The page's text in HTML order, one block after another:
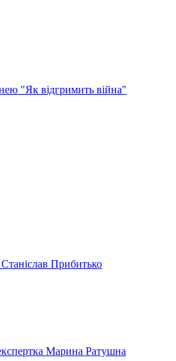
"Як відгримить війна"
Станіслав Прибитько
Марина Ратушна